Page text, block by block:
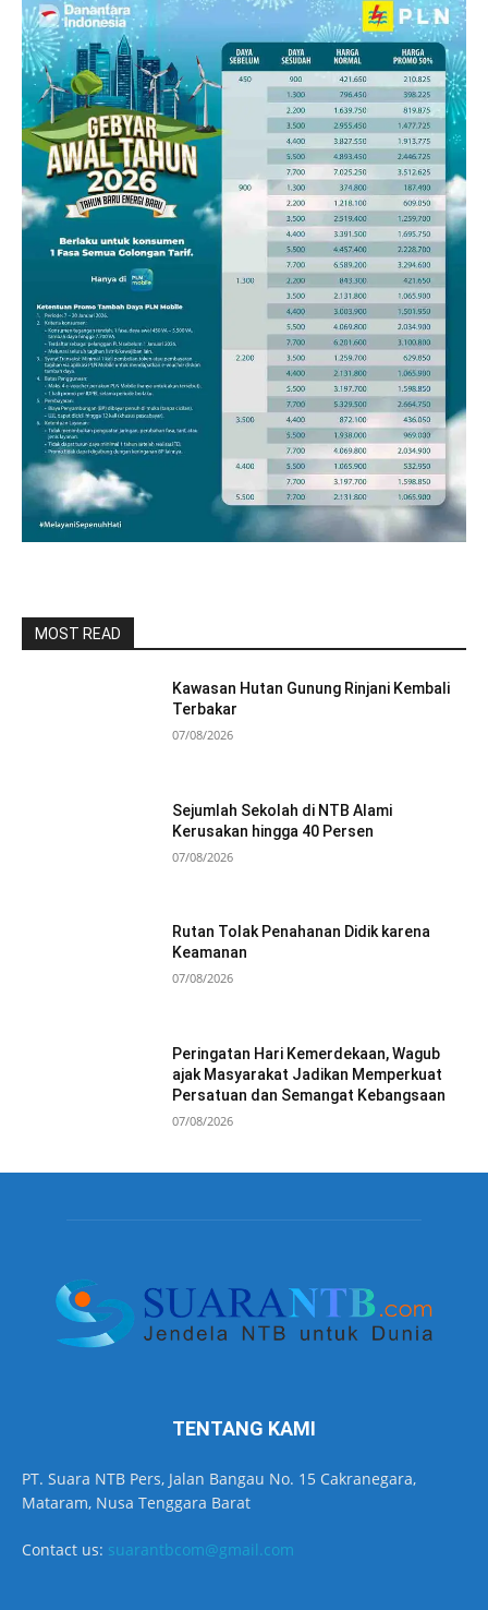
MOST READ
Kawasan Hutan Gunung Rinjani Kembali
Terbakar
07/08/2026
Sejumlah Sekolah di NTB Alami
Kerusakan hingga 40 Persen
07/08/2026
Rutan Tolak Penahanan Didik karena
Keamanan
07/08/2026
Peringatan Hari Kemerdekaan, Wagub
ajak Masyarakat Jadikan Memperkuat
Persatuan dan Semangat Kebangsaan
07/08/2026
TENTANG KAMI
PT. Suara NTB Pers, Jalan Bangau No. 15 Cakranegara,
Mataram, Nusa Tenggara Barat
Contact us: suarantbcom@gmail.com